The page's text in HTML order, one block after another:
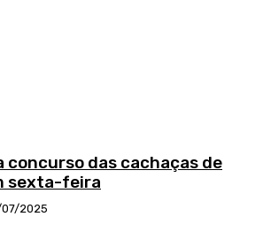
concurso das cachaças de
sexta-feira
07/2025